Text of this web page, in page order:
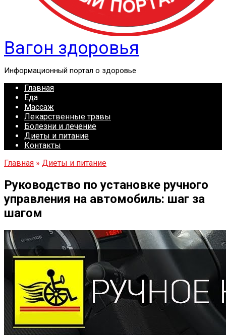
Вагон здоровья
Информационный портал о здоровье
Главная
Еда
Массаж
Лекарственные травы
Болезни и лечение
Диеты и питание
Контакты
Главная » Диеты и питание
Руководство по установке ручного
управления на автомобиль: шаг за
шагом